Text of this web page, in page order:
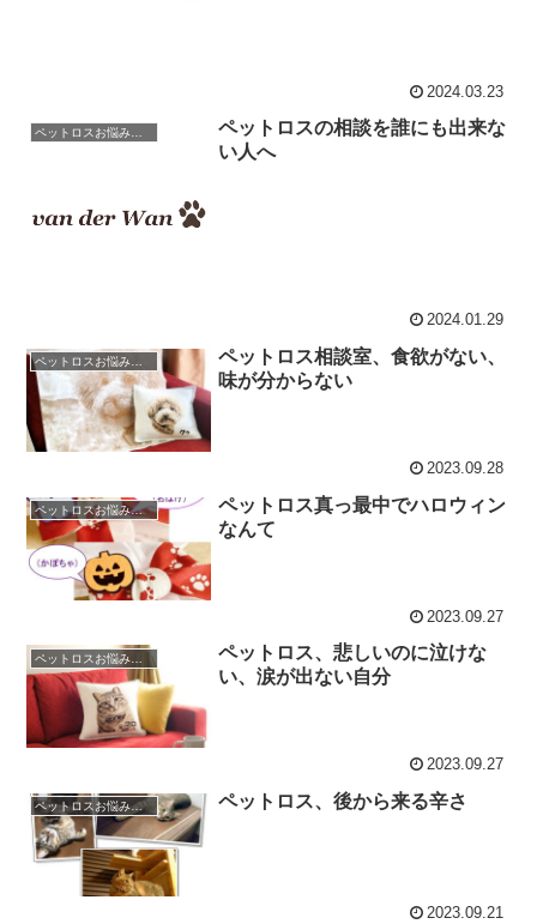
2024.03.23
ペットロスお悩み相談室 / 良くある相談と克服のアドバイス
ペットロスの相談を誰にも出来な
い人へ
2024.01.29
ペットロスお悩み相談室 / 良くある相談と克服のアドバイス
ペットロス相談室、食欲がない、
味が分からない
2023.09.28
ペットロスお悩み相談室 / 良くある相談と克服のアドバイス
ペットロス真っ最中でハロウィン
なんて
2023.09.27
ペットロスお悩み相談室 / 良くある相談と克服のアドバイス
ペットロス、悲しいのに泣けな
い、涙が出ない自分
2023.09.27
ペットロスお悩み相談室 / 良くある相談と克服のアドバイス ペットロス、後から来る辛さ
2023.09.21